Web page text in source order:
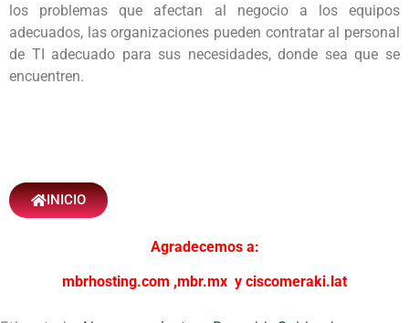
los problemas que afectan al negocio a los equipos
adecuados, las organizaciones pueden contratar al personal
de TI adecuado para sus necesidades, donde sea que se
encuentren.
INICIO
Agradecemos a:
mbrhosting.com ,mbr.mx y ciscomeraki.lat